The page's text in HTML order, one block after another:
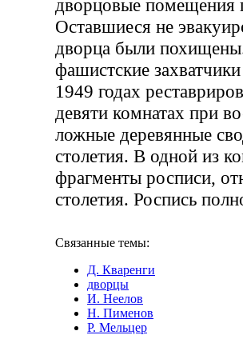
дворцовые помещения
Оставшиеся не
дворца были
фашистские
1949 годах
девяти комнатах при
ложные деревянные
столетия. В одной из
фрагменты росписи,
столетия. Роспись
Связанные темы:
Д. Кваренги
дворцы
И. Неелов
Н. Пименов
Р. Мельцер